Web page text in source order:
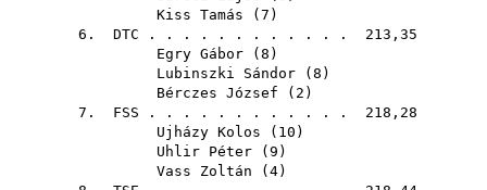
Kiss Tamás ( 7 )
6. DTC . . . . . . . . . . . . 213,35
Egry Gábor ( 8 )
Lubinszki Sándor ( 8 )
Bérczes József ( 2 )
7. FSS . . . . . . . . . . . . 218,28
Ujházy Kolos ( 10 )
Uhlir Péter ( 9 )
Vass Zoltán ( 4)